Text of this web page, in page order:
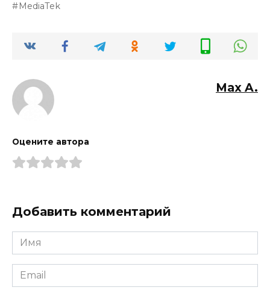
MediaTek
Max A.
Оцените автора
Добавить комментарий
Имя
*
Email
*